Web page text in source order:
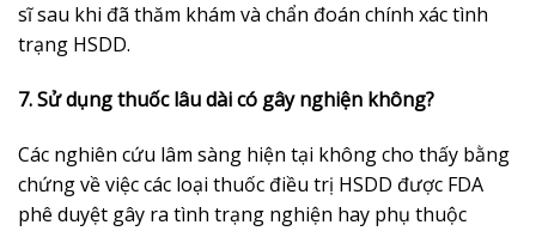
sĩ sau khi đã thăm khám và chẩn đoán chính xác tình
trạng HSDD.
7. Sử dụng thuốc lâu dài có gây nghiện không?
Các nghiên cứu lâm sàng hiện tại không cho thấy bằng
chứng về việc các loại thuốc điều trị HSDD được FDA
phê duyệt gây ra tình trạng nghiện hay phụ thuộc